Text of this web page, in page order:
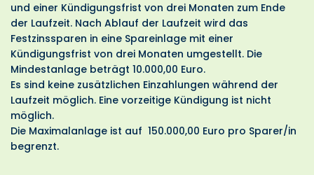
und einer Kündigungsfrist von drei Monaten zum Ende
der Laufzeit. Nach Ablauf der Laufzeit wird das
Festzinssparen in eine Spareinlage mit einer
Kündigungsfrist von drei Monaten umgestellt. Die
Mindestanlage beträgt 10.000,00 Euro.
Es sind keine zusätzlichen Einzahlungen während der
Laufzeit möglich. Eine vorzeitige Kündigung ist nicht
möglich.
Die Maximalanlage ist auf 150.000,00 Euro pro Sparer/in
begrenzt.